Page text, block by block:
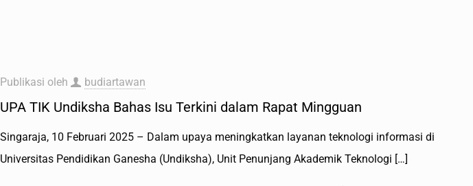
Publikasi oleh budiartawan
UPA TIK Undiksha Bahas Isu Terkini dalam Rapat Mingguan
Singaraja, 10 Februari 2025 – Dalam upaya meningkatkan layanan teknologi informasi di
Universitas Pendidikan Ganesha (Undiksha), Unit Penunjang Akademik Teknologi […]